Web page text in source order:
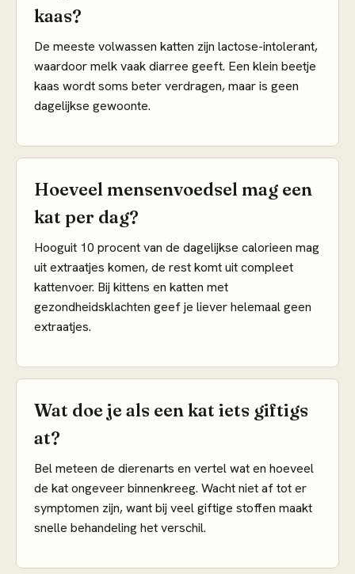
kaas?
De meeste volwassen katten zijn lactose-intolerant,
waardoor melk vaak diarree geeft. Een klein beetje
kaas wordt soms beter verdragen, maar is geen
dagelijkse gewoonte.
Hoeveel mensenvoedsel mag een
kat per dag?
Hooguit 10 procent van de dagelijkse calorieen mag
uit extraatjes komen, de rest komt uit compleet
kattenvoer. Bij kittens en katten met
gezondheidsklachten geef je liever helemaal geen
extraatjes.
Wat doe je als een kat iets giftigs
at?
Bel meteen de dierenarts en vertel wat en hoeveel
de kat ongeveer binnenkreeg. Wacht niet af tot er
symptomen zijn, want bij veel giftige stoffen maakt
snelle behandeling het verschil.